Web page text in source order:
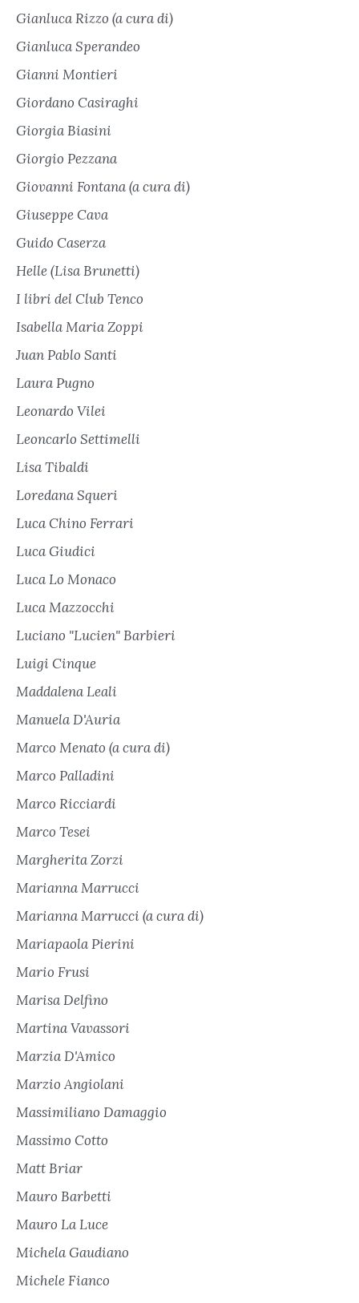
Gianluca Rizzo (a cura di)
Gianluca Sperandeo
Gianni Montieri
Giordano Casiraghi
Giorgia Biasini
Giorgio Pezzana
Giovanni Fontana (a cura di)
Giuseppe Cava
Guido Caserza
Helle (Lisa Brunetti)
I libri del Club Tenco
Isabella Maria Zoppi
Juan Pablo Santi
Laura Pugno
Leonardo Vilei
Leoncarlo Settimelli
Lisa Tibaldi
Loredana Squeri
Luca Chino Ferrari
Luca Giudici
Luca Lo Monaco
Luca Mazzocchi
Luciano "Lucien" Barbieri
Luigi Cinque
Maddalena Leali
Manuela D'Auria
Marco Menato (a cura di)
Marco Palladini
Marco Ricciardi
Marco Tesei
Margherita Zorzi
Marianna Marrucci
Marianna Marrucci (a cura di)
Mariapaola Pierini
Mario Frusi
Marisa Delfino
Martina Vavassori
Marzia D'Amico
Marzio Angiolani
Massimiliano Damaggio
Massimo Cotto
Matt Briar
Mauro Barbetti
Mauro La Luce
Michela Gaudiano
Michele Fianco